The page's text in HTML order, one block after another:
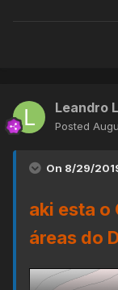
Leandro
Posted
On 8/29/
aki esta o
áreas do